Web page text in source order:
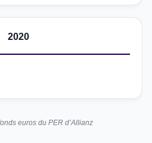
2020
euros du PER d’Allianz